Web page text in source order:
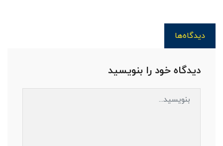
دیدگاه‌ها
دیدگاه خود را بنویسید